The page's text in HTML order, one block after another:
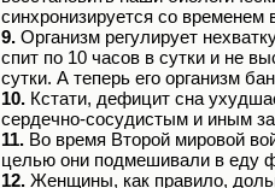
синхронизируется со временем
9. Организм регулирует
спит по 10 часов в сутки и не
сутки. А теперь его организм
10. Кстати, дефицит сна
сердечно-сосудистым и иным
11. Во время Второй мировой
целью они подмешивали в еду
12. Женщины, как правило,